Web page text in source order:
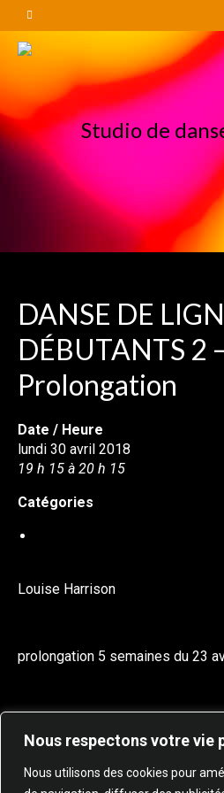
Nous respectons votre vie
Nous utilisons des cookies pour
DANSE DE
DÉBUTANTS 2
Prolongation
Date / Heure
lundi 30 avril 2018
19 h 15 à 20 h 15
Catégories
Louise Harrison
prolongation 5 semaines du 23